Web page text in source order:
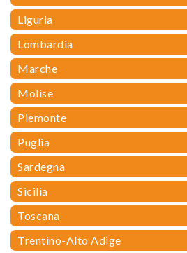
Liguria
Lombardia
Marche
Molise
Piemonte
Puglia
Sardegna
Sicilia
Toscana
Trentino-Alto Adige